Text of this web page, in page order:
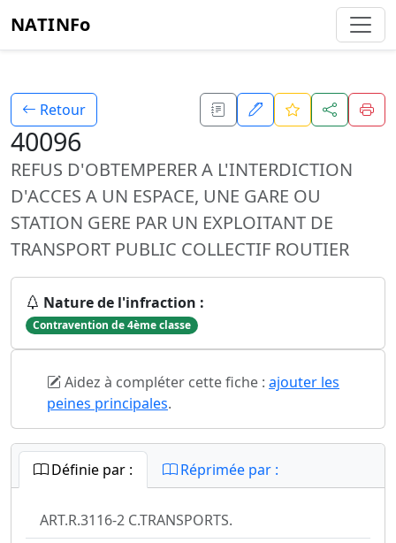
NATINFo
Retour
40096
REFUS D'OBTEMPERER A L'INTERDICTION
D'ACCES A UN ESPACE, UNE GARE OU
STATION GERE PAR UN EXPLOITANT DE
TRANSPORT PUBLIC COLLECTIF ROUTIER
Nature de l'infraction :
Contravention de 4ème classe
Aidez à compléter cette fiche : ajouter les
peines principales.
Définie par : Réprimée par :
ART.R.3116-2 C.TRANSPORTS.